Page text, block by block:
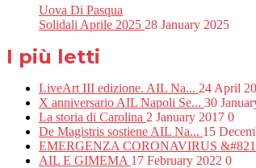
Uova Di Pasqua
Solidali Aprile 2025 28 January 2025
I più letti
LiveArt III edizione. AIL Na... 24 April
X anniversario AIL Napoli Se... 30
La storia di Carolina 2 January 2017 0
De Magistris sostiene AIL Na... 15
EMERGENZA CORONAVIRUS
AIL E GIMEMA 17 February 2022 0